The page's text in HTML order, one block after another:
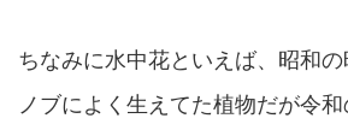
ちなみに水中花といえば、昭和
ノブによく生えてた植物だが令